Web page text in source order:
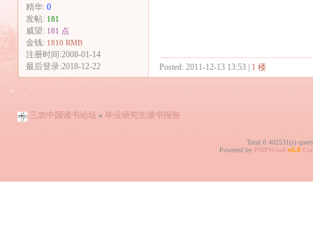
精华: 0
发帖: 181
威望: 181 点
金钱: 1810 RMB
注册时间:2008-01-14
最后登录:2018-12-22
Posted: 2011-12-13 13:53 | 1 楼
三农中国读书论坛 » 毕业研究生读书报告
Total 0.402531(s)
Powered by PHPWind v6.0